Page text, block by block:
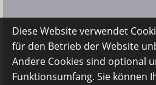
Diese Website verwendet
für den Betrieb der Website
Andere Cookies sind optional
Funktionsumfang. Sie können